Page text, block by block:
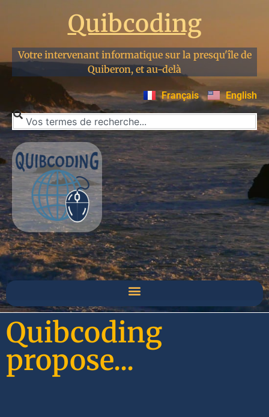
Quibcoding
Votre intervenant informatique sur la presqu'île de
Quiberon, et au-delà
Français English
Quibcoding
propose...